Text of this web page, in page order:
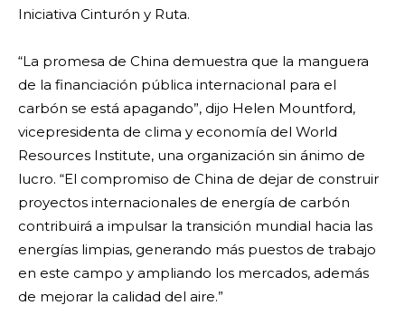
Iniciativa Cinturón y Ruta.
“La promesa de China demuestra que la manguera
de la financiación pública internacional para el
carbón se está apagando”, dijo Helen Mountford,
vicepresidenta de clima y economía del World
Resources Institute, una organización sin ánimo de
lucro. “El compromiso de China de dejar de construir
proyectos internacionales de energía de carbón
contribuirá a impulsar la transición mundial hacia las
energías limpias, generando más puestos de trabajo
en este campo y ampliando los mercados, además
de mejorar la calidad del aire.”